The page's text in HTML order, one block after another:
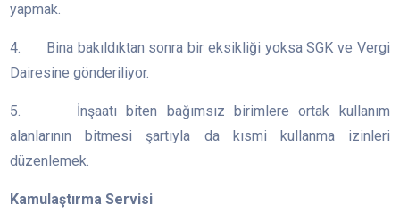
yapmak.
4. Bina bakıldıktan sonra bir eksikliği yoksa SGK ve Vergi
Dairesine gönderiliyor.
5. İnşaatı biten bağımsız birimlere ortak kullanım
alanlarının bitmesi şartıyla da kısmi kullanma izinleri
düzenlemek.
Kamulaştırma Servisi